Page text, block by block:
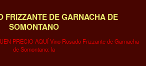
FRIZZANTE DE GARNACHA DE
SOMONTANO
PRECIO AQUÍ Vino Rosado Frizzante de Garnacha
de Somontano: la